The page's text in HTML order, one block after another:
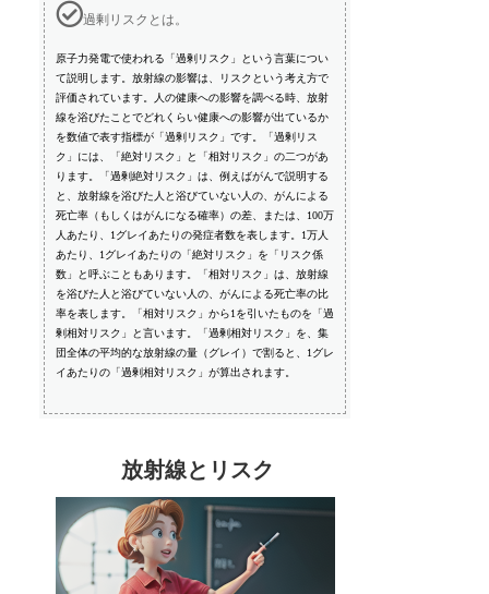
過剰リスクとは。
原子力発電で使われる「過剰リスク」という言葉につい
て説明します。放射線の影響は、リスクという考え方で
評価されています。人の健康への影響を調べる時、放射
線を浴びたことでどれくらい健康への影響が出ているか
を数値で表す指標が「過剰リスク」です。「過剰リス
ク」には、「絶対リスク」と「相対リスク」の二つがあ
ります。「過剰絶対リスク」は、例えばがんで説明する
と、放射線を浴びた人と浴びていない人の、がんによる
死亡率（もしくはがんになる確率）の差、または、100万
人あたり、1グレイあたりの発症者数を表します。1万人
あたり、1グレイあたりの「絶対リスク」を「リスク係
数」と呼ぶこともあります。「相対リスク」は、放射線
を浴びた人と浴びていない人の、がんによる死亡率の比
率を表します。「相対リスク」から1を引いたものを「過
剰相対リスク」と言います。「過剰相対リスク」を、集
団全体の平均的な放射線の量（グレイ）で割ると、1グレ
イあたりの「過剰相対リスク」が算出されます。
放射線とリスク